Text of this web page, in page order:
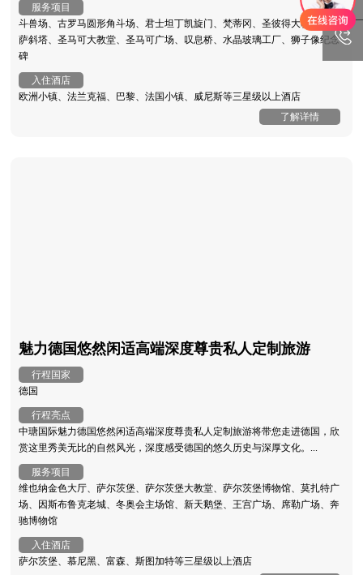
服务项目
斗兽场、古罗马圆形角斗场、君士坦丁凯旋门、梵蒂冈、圣彼得大教堂、比
萨斜塔、圣马可大教堂、圣马可广场、叹息桥、水晶玻璃工厂、狮子像纪念
碑
入住酒店
欧洲小镇、法兰克福、巴黎、法国小镇、威尼斯等三星级以上酒店
了解详情
魅力德国悠然闲适高端深度尊贵私人定制旅游
行程国家
德国
行程亮点
中瑭国际魅力德国悠然闲适高端深度尊贵私人定制旅游将带您走进德国，欣
赏这里秀美无比的自然风光，深度感受德国的悠久历史与深厚文化。...
服务项目
维也纳金色大厅、萨尔茨堡、萨尔茨堡大教堂、萨尔茨堡博物馆、莫扎特广
场、因斯布鲁克老城、冬奥会主场馆、新天鹅堡、王宫广场、席勒广场、奔
驰博物馆
入住酒店
萨尔茨堡、慕尼黑、富森、斯图加特等三星级以上酒店